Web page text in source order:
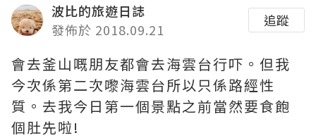
波比的旅遊日誌
發佈於 2018.09.21
追蹤
會去釜山嘅朋友都會去海雲台行吓。但我
今次係第二次嚟海雲台所以只係路經性
質。去我今日第一個景點之前當然要食飽
個肚先啦!